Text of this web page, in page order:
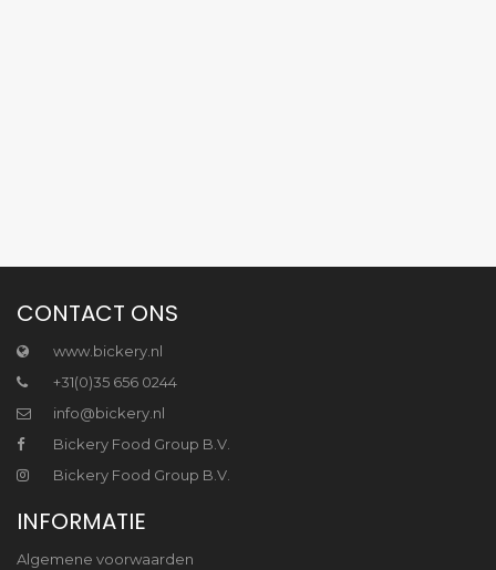
CONTACT ONS
www.bickery.nl
+31(0)35 656 0244
info@bickery.nl
Bickery Food Group B.V.
Bickery Food Group B.V.
INFORMATIE
Algemene voorwaarden